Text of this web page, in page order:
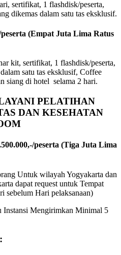
sertifikat, 1 flashdisk/peserta,
dikemas dalam satu tas eksklusif.
(Empat Juta Lima Ratus
kit, sertifikat, 1 flashdisk/peserta,
satu tas eksklusif, Coffee
siang di hotel selama 2 hari.
PELATIHAN
DAN KESEHATAN
peserta (Tiga Juta Lima
Untuk wilayah Yogyakarta dan
dapat request untuk Tempat
sebelum Hari pelaksanaan)
Instansi Mengirimkan Minimal 5